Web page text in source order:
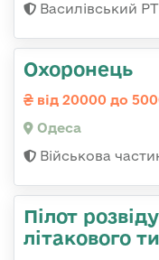
Василівський
Охоронець
від 20000 до
Одеса
Військова
Пілот
літакового